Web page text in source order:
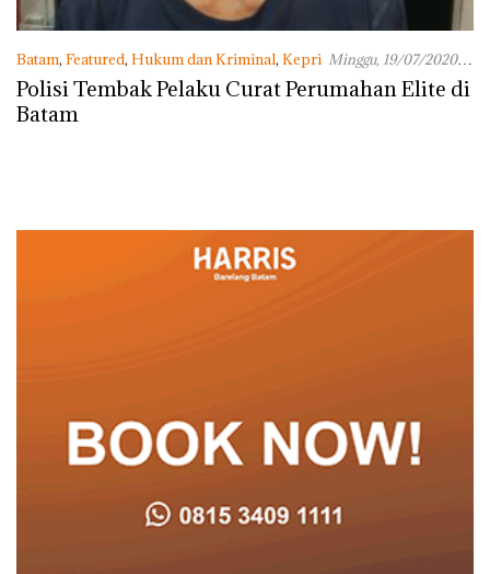
Batam, Featured, Hukum dan Kriminal, Kepri Minggu, 19/07/2020 -
11:29 WIB
Polisi Tembak Pelaku Curat Perumahan Elite di
Batam